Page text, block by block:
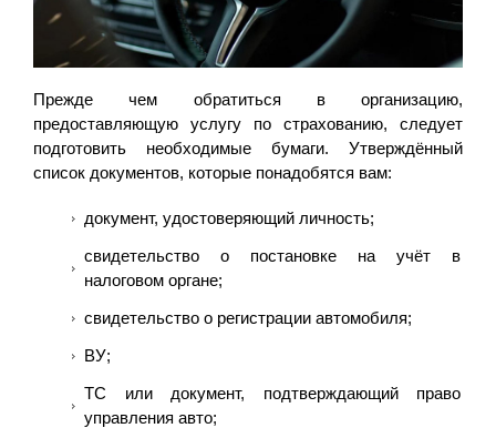
Прежде чем обратиться в организацию,
предоставляющую услугу по страхованию, следует
подготовить необходимые бумаги. Утверждённый
список документов, которые понадобятся вам:
документ, удостоверяющий личность;
свидетельство о постановке на учёт в
налоговом органе;
свидетельство о регистрации автомобиля;
ВУ;
ТС или документ, подтверждающий право
управления авто;